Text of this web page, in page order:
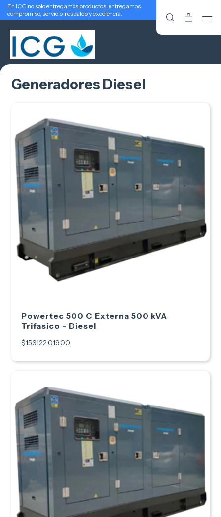
En ICG no solo entregamos productos: entregamos
compromiso, servicio, respaldo y excelencia.
Generadores Diesel
Powertec 500 C Externa 500 kVA
Trifasico - Diesel
$156.122.019,00